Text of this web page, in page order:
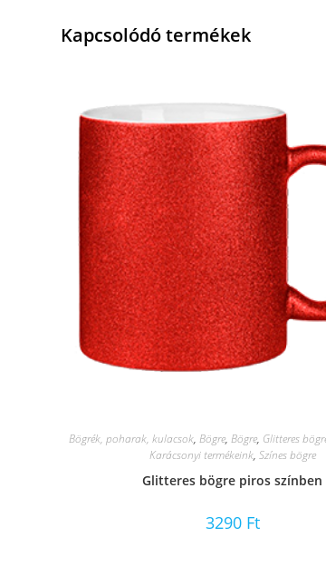
Kapcsolódó termékek
Bögrék, poharak, kulacsok,Bögre,Bögre, Glitteres
Karácsonyi termékeink, Színes bögre
Glitteres bögre piros színben
3290 Ft